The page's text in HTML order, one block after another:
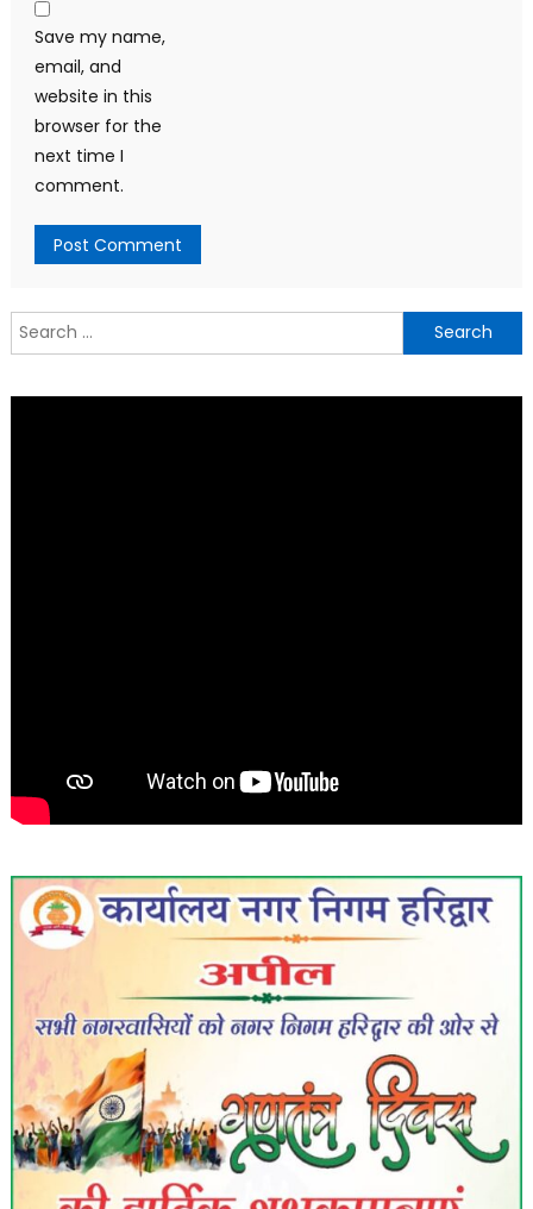
Save my name,
email, and
website in this
browser for the
next time I
comment.
Search
for: